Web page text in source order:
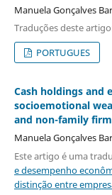
Manuela Gonçalves
Traduções deste
PORTUGUES
Cash holdings and
socioemotional
and non-family
Manuela Gonçalves
Este artigo é uma
e desempenho
distinção entre